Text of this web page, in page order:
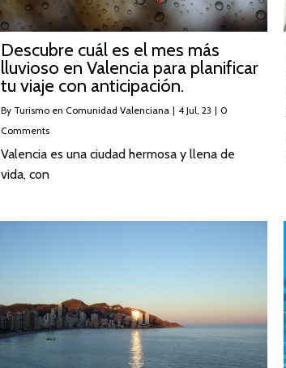
Descubre cuál es el mes más
lluvioso en Valencia para planificar
tu viaje con anticipación.
By Turismo en Comunidad Valenciana | 4 Jul, 23 | 0
Comments
Valencia es una ciudad hermosa y llena de
vida, con